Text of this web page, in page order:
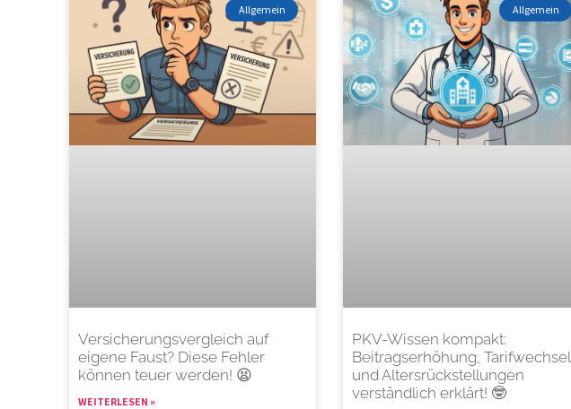
Allgemein
Versicherungsvergleich auf
eigene Faust? Diese Fehler
können teuer werden! 😫
WEITERLESEN »
Allgemein
PKV-Wissen kompakt:
Beitragserhöhung, Tarifwechsel
und Altersrückstellungen
verständlich erklärt! 🤓